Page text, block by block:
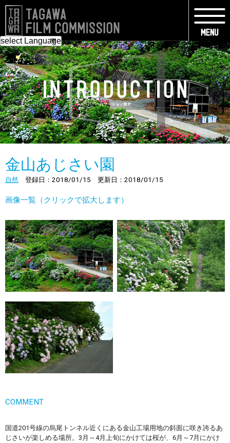
金山あじさい園
自然 登録日：2018/01/15 更新日：2018/01/15
画像一覧（クリックで拡大します）
COMMENT
国道201号線の烏尾トンネル近くにある金山工場用地の斜面に咲き誇るあ
じさいが楽しめる場所。3月～4月上旬にかけては桜が、6月～7月にかけ